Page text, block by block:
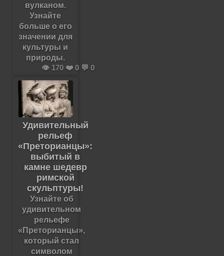
вулканом.
Узнайте
больше о его
значении для
культуры и
природы.
👁️ 170 ❤️ 0 💬 0
Удивительный
рельеф
«Преторианцы»:
выбитый в
камне шедевр
римской
скульптуры!
Узнайте об
удивительном
рельефе
«Преторианцы»,
который стал
символом